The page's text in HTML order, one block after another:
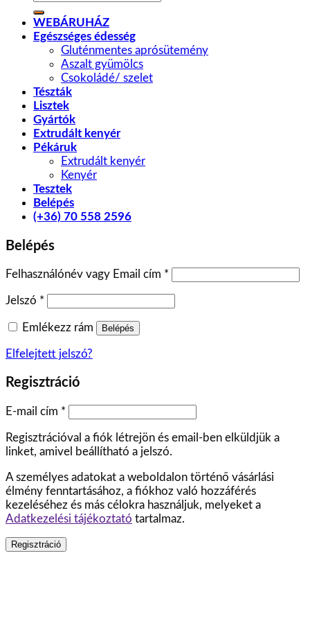
következőre:
WEBÁRUHÁZ
Egészséges édesség
Gluténmentes aprósütemény
Aszalt gyümölcs
Csokoládé/ szelet
Tészták
Lisztek
Gyártók
Extrudált kenyér
Pékáruk
Extrudált kenyér
Kenyér
Tesztek
Belépés
(+36) 70 558 2596
Belépés
Felhasználónév vagy Email cím *
Jelszó *
Emlékezz rám Belépés
Elfelejtett jelszó?
Regisztráció
E-mail cím *
Regisztrációval a fiók létrejön és email-ben elküldjük a
linket, amivel beállítható a jelszó.
A személyes adatokat a weboldalon történő vásárlási
élmény fenntartásához, a fiókhoz való hozzáférés
kezeléséhez és más célokra használjuk, melyeket a
Adatkezelési tájékoztató tartalmaz.
Regisztráció